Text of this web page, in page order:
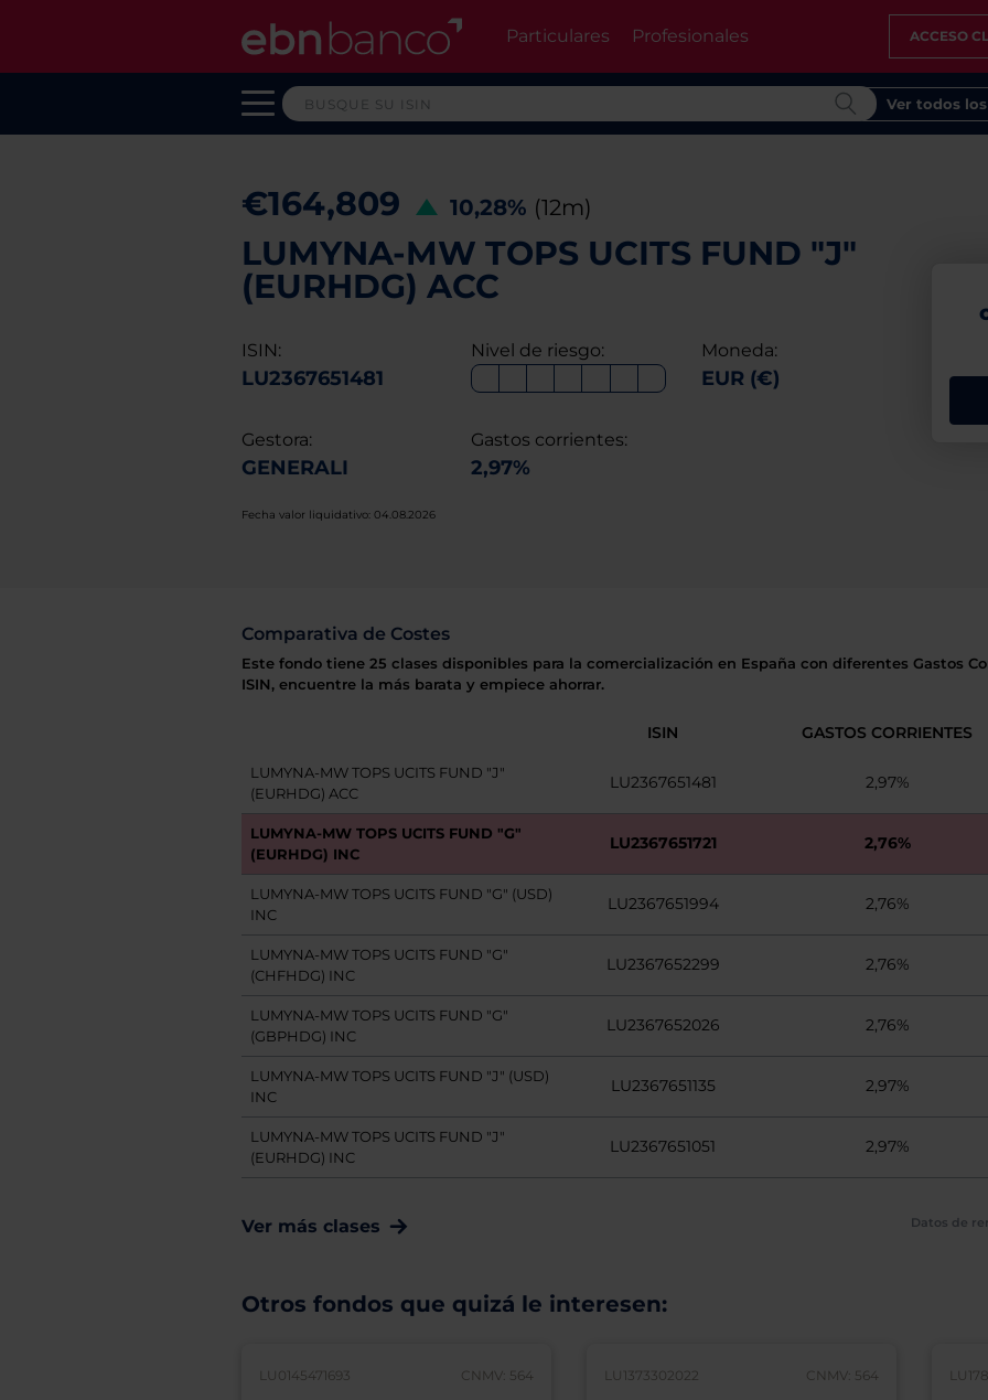
Particulares Profesionales ACCESO
Ver todos
€164,809 10,28% (12m)
LUMYNA-MW TOPS UCITS FUND "J"
(EURHDG) ACC
ISIN:
LU2367651481
Nivel de riesgo: Moneda:
EUR (€)
Gestora:
GENERALI
Gastos corrientes:
2,97%
Fecha valor liquidativo: 04.08.2026
Comparativa de Costes
Este fondo tiene 25 clases disponibles para la comercialización en España con diferentes Gastos
ISIN, encuentre la más barata y empiece ahorrar.
ISIN GASTOS CORRIENTES
LUMYNA-MW TOPS UCITS FUND "J"
(EURHDG) ACC
LU2367651481 2,97%
LUMYNA-MW TOPS UCITS FUND "G"
(EURHDG) INC
LU2367651721 2,76%
LUMYNA-MW TOPS UCITS FUND "G" (USD)
INC
LU2367651994 2,76%
LUMYNA-MW TOPS UCITS FUND "G"
(CHFHDG) INC
LU2367652299 2,76%
LUMYNA-MW TOPS UCITS FUND "G"
(GBPHDG) INC
LU2367652026 2,76%
LUMYNA-MW TOPS UCITS FUND "J" (USD)
INC
LU2367651135 2,97%
LUMYNA-MW TOPS UCITS FUND "J"
(EURHDG) INC
LU2367651051 2,97%
Ver más clases Datos de
Otros fondos que quizá le interesen:
LU0145471693 CNMV: 564 LU1373302022 CNMV: 564